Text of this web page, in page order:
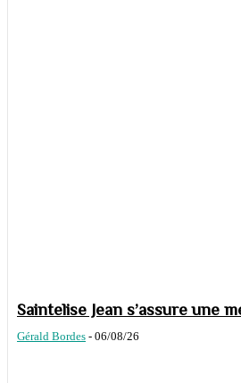
Saintelise Jean s’assure une
Gérald Bordes - 06/08/26